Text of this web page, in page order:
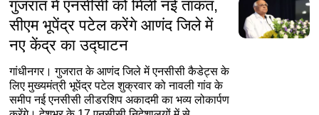
गुजरात में एनसीसी को मिली नई ताकत,
सीएम भूपेंद्र पटेल करेंगे आणंद जिले में
नए केंद्र का उद्घाटन
गांधीनगर। गुजरात के आणंद जिले में एनसीसी कैडेट्स के
लिए मुख्यमंत्री भूपेंद्र पटेल शुक्रवार को नावली गांव के
समीप नई एनसीसी लीडरशिप अकादमी का भव्य लोकार्पण